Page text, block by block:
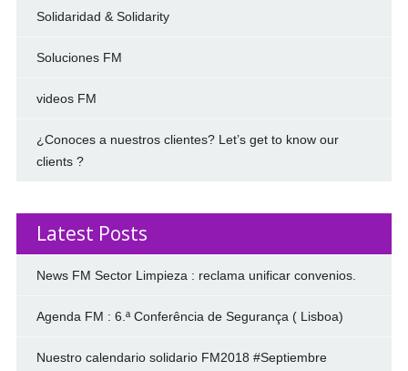
Solidaridad & Solidarity
Soluciones FM
videos FM
¿Conoces a nuestros clientes? Let’s get to know our
clients ?
Latest Posts
News FM Sector Limpieza : reclama unificar convenios.
Agenda FM : 6.ª Conferência de Segurança ( Lisboa)
Nuestro calendario solidario FM2018 #Septiembre